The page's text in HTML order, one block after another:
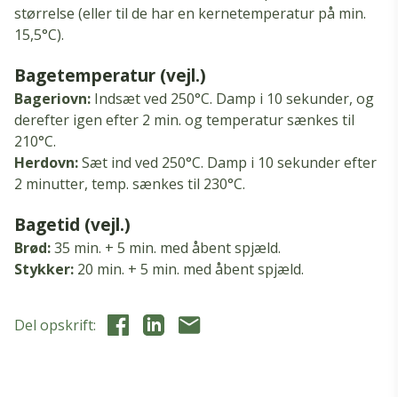
størrelse (eller til de har en kernetemperatur på min.
15,5°C).
Bagetemperatur (vejl.)
Bageriovn: Indsæt ved 250°C. Damp i 10 sekunder, og
derefter igen efter 2 min. og temperatur sænkes til
210°C.
Herdovn:Sæt ind ved 250°C. Damp i 10 sekunder efter
2 minutter, temp. sænkes til 230°C.
Bagetid (vejl.)
Brød:35 min. + 5 min. med åbent spjæld.
Stykker: 20 min. + 5 min. med åbent spjæld.
Del opskrift: